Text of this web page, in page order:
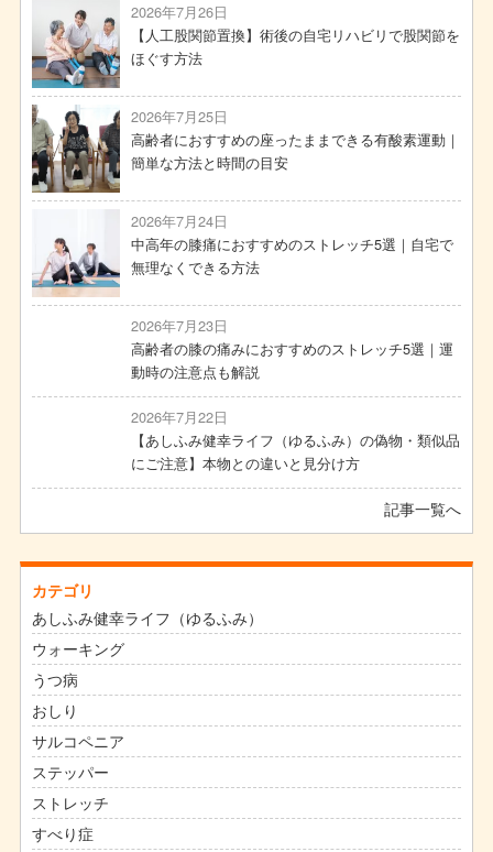
2026年7月26日
【人工股関節置換】術後の自宅リハビリで股関節を
ほぐす方法
2026年7月25日
高齢者におすすめの座ったままできる有酸素運動｜
簡単な方法と時間の目安
2026年7月24日
中高年の膝痛におすすめのストレッチ5選｜自宅で
無理なくできる方法
2026年7月23日
高齢者の膝の痛みにおすすめのストレッチ5選｜運
動時の注意点も解説
2026年7月22日
【あしふみ健幸ライフ（ゆるふみ）の偽物・類似品
にご注意】本物との違いと見分け方
記事一覧へ
カテゴリ
あしふみ健幸ライフ（ゆるふみ）
ウォーキング
うつ病
おしり
サルコペニア
ステッパー
ストレッチ
すべり症